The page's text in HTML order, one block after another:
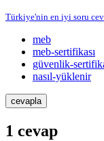
Türkiye'nin en iyi soru
meb
meb-sertifikası
güvenlik-
nasıl-yüklenir
1 cevap